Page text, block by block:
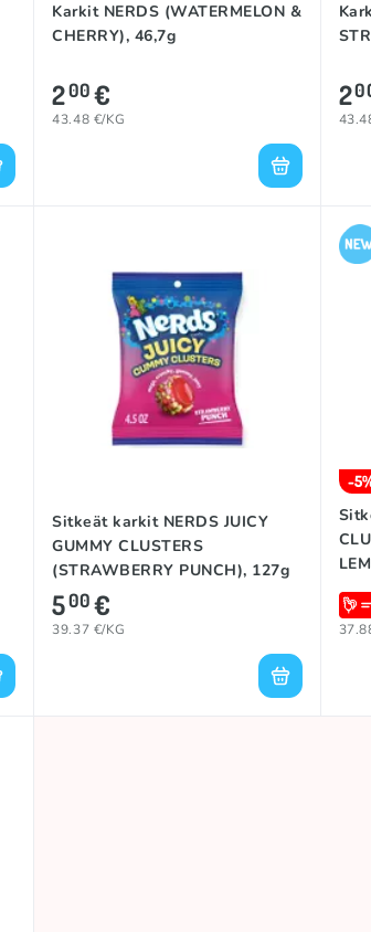
Karkit NERDS (WATERMELON &
CHERRY), 46,7g
200€
43.48 €/KG
2
Sitkeät karkit NERDS JUICY
GUMMY CLUSTERS
(STRAWBERRY PUNCH), 127g
500€
39.37 €/KG
-